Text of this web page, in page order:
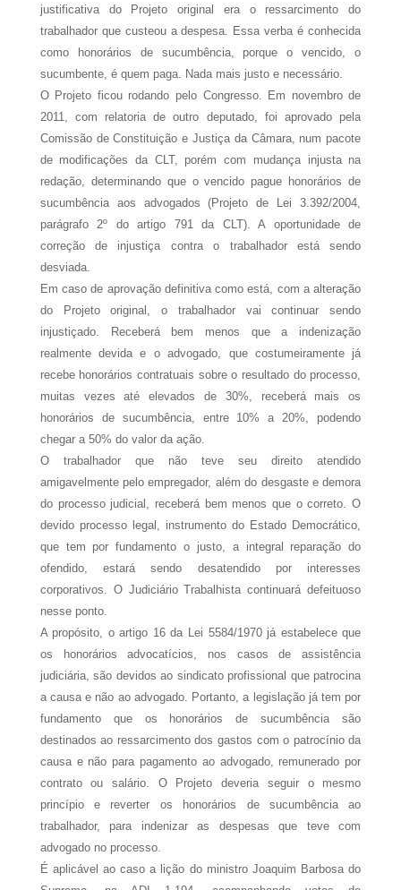
justificativa do Projeto original era o ressarcimento do
trabalhador que custeou a despesa. Essa verba é conhecida
como honorários de sucumbência, porque o vencido, o
sucumbente, é quem paga. Nada mais justo e necessário.
O Projeto ficou rodando pelo Congresso. Em novembro de
2011, com relatoria de outro deputado, foi aprovado pela
Comissão de Constituição e Justiça da Câmara, num pacote
de modificações da CLT, porém com mudança injusta na
redação, determinando que o vencido pague honorários de
sucumbência aos advogados (Projeto de Lei 3.392/2004,
parágrafo 2º do artigo 791 da CLT). A oportunidade de
correção de injustiça contra o trabalhador está sendo
desviada.
Em caso de aprovação definitiva como está, com a alteração
do Projeto original, o trabalhador vai continuar sendo
injustiçado. Receberá bem menos que a indenização
realmente devida e o advogado, que costumeiramente já
recebe honorários contratuais sobre o resultado do processo,
muitas vezes até elevados de 30%, receberá mais os
honorários de sucumbência, entre 10% a 20%, podendo
chegar a 50% do valor da ação.
O trabalhador que não teve seu direito atendido
amigavelmente pelo empregador, além do desgaste e demora
do processo judicial, receberá bem menos que o correto. O
devido processo legal, instrumento do Estado Democrático,
que tem por fundamento o justo, a integral reparação do
ofendido, estará sendo desatendido por interesses
corporativos. O Judiciário Trabalhista continuará defeituoso
nesse ponto.
A propósito, o artigo 16 da Lei 5584/1970 já estabelece que
os honorários advocatícios, nos casos de assistência
judiciária, são devidos ao sindicato profissional que patrocina
a causa e não ao advogado. Portanto, a legislação já tem por
fundamento que os honorários de sucumbência são
destinados ao ressarcimento dos gastos com o patrocínio da
causa e não para pagamento ao advogado, remunerado por
contrato ou salário. O Projeto deveria seguir o mesmo
princípio e reverter os honorários de sucumbência ao
trabalhador, para indenizar as despesas que teve com
advogado no processo.
É aplicável ao caso a lição do ministro Joaquim Barbosa do